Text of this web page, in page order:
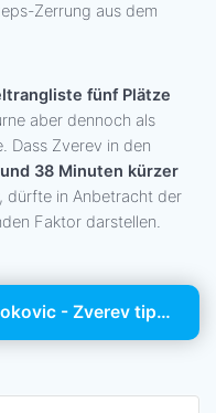
Zerrung aus dem
fünf Plätze
aber dennoch als
Dass Zverev in den
38 Minuten kürzer
dürfte in Anbetracht der
Faktor darstellen.
Bei Bet-at-home auf Djokovic - Zverev tippen!